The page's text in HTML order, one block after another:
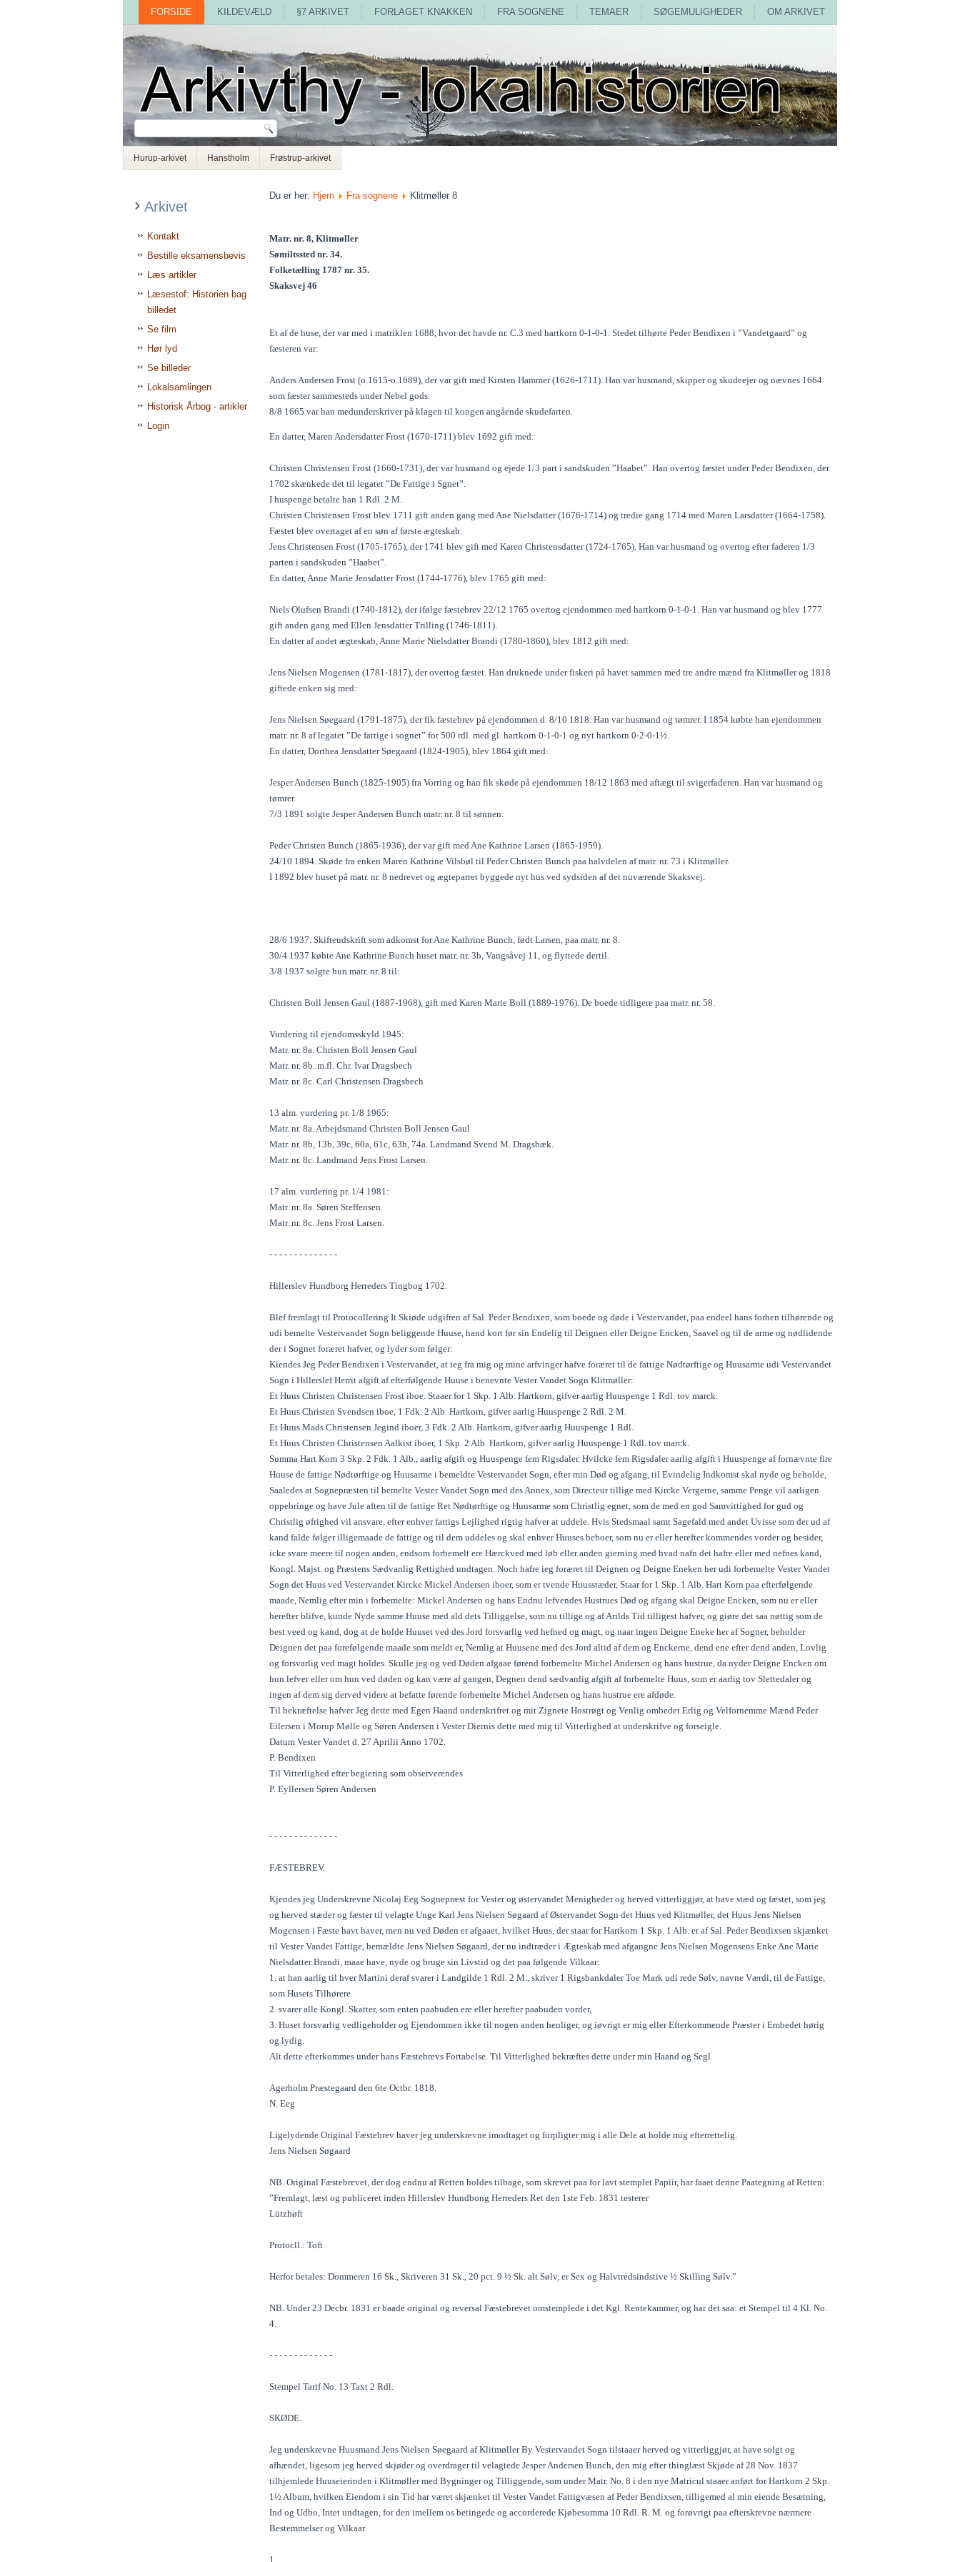
FORSIDE KILDEVÆLD §7 ARKIVET FORLAGET KNAKKEN FRA SOGNENE TEMAER SØGEMULIGHEDER OM ARKIVET
Hurup-arkivet Hanstholm Frøstrup-arkivet
Arkivet
Kontakt
Bestille eksamensbevis
Læs artikler
Læsestof: Historien bag
billedet
Se film
Hør lyd
Se billeder
Lokalsamlingen
Historisk Årbog - artikler
Login
Du er her: Hjem Fra sognene Klitmøller 8
Matr. nr. 8, Klitmøller
Sømiltssted nr. 34.
Folketælling 1787 nr. 35.
Skaksvej 46
Et af de huse, der var med i matriklen 1688, hvor det havde nr. C.3 med hartkorn 0-1-0-1. Stedet tilhørte Peder Bendixen i ”Vandetgaard” og
fæsteren var:
Anders Andersen Frost (o.1615-o.1689), der var gift med Kirsten Hammer (1626-1711). Han var husmand, skipper og skudeejer og nævnes 1664
som fæster sammesteds under Nebel gods.
8/8 1665 var han medunderskriver på klagen til kongen angående skudefarten.
En datter, Maren Andersdatter Frost (1670-1711) blev 1692 gift med:
Christen Christensen Frost (1660-1731), der var husmand og ejede 1/3 part i sandskuden ”Haabet”. Han overtog fæstet under Peder Bendixen, der
1702 skænkede det til legatet ”De Fattige i Sgnet”.
I huspenge betalte han 1 Rdl. 2 M.
Christen Christensen Frost blev 1711 gift anden gang med Ane Nielsdatter (1676-1714) og tredie gang 1714 med Maren Larsdatter (1664-1758).
Fæstet blev overtaget af en søn af første ægteskab:
Jens Christensen Frost (1705-1765), der 1741 blev gift med Karen Christensdatter (1724-1765). Han var husmand og overtog efter faderen 1/3
parten i sandskuden ”Haabet”.
En datter, Anne Marie Jensdatter Frost (1744-1776), blev 1765 gift med:
Niels Olufsen Brandi (1740-1812), der ifølge fæstebrev 22/12 1765 overtog ejendommen med hartkorn 0-1-0-1. Han var husmand og blev 1777
gift anden gang med Ellen Jensdatter Trilling (1746-1811).
En datter af andet ægteskab, Anne Marie Nielsdatter Brandi (1780-1860), blev 1812 gift med:
Jens Nielsen Mogensen (1781-1817), der overtog fæstet. Han druknede under fiskeri på havet sammen med tre andre mænd fra Klitmøller og 1818
giftede enken sig med:
Jens Nielsen Søegaard (1791-1875), der fik fæstebrev på ejendommen d. 8/10 1818. Han var husmand og tømrer. I 1854 købte han ejendommen
matr. nr. 8 af legatet ”De fattige i sognet” for 500 rdl. med gl. hartkorn 0-1-0-1 og nyt hartkorn 0-2-0-1½.
En datter, Dorthea Jensdatter Søegaard (1824-1905), blev 1864 gift med:
Jesper Andersen Bunch (1825-1905) fra Vorring og han fik skøde på ejendommen 18/12 1863 med aftægt til svigerfaderen. Han var husmand og
tømrer.
7/3 1891 solgte Jesper Andersen Bunch matr. nr. 8 til sønnen:
Peder Christen Bunch (1865-1936), der var gift med Ane Kathrine Larsen (1865-1959).
24/10 1894. Skøde fra enken Maren Kathrine Vilsbøl til Peder Christen Bunch paa halvdelen af matr. nr. 73 i Klitmøller.
I 1892 blev huset på matr. nr. 8 nedrevet og ægteparret byggede nyt hus ved sydsiden af det nuværende Skaksvej.
28/6 1937. Skifteudskrift som adkomst for Ane Kathrine Bunch, født Larsen, paa matr. nr. 8.
30/4 1937 købte Ane Kathrine Bunch huset matr. nr. 3b, Vangsåvej 11, og flyttede dertil.
3/8 1937 solgte hun matr. nr. 8 til:
Christen Boll Jensen Gaul (1887-1968), gift med Karen Marie Boll (1889-1976). De boede tidligere paa matr. nr. 58.
Vurdering til ejendomsskyld 1945:
Matr. nr. 8a. Christen Boll Jensen Gaul
Matr. nr. 8b. m.fl. Chr. Ivar Dragsbech
Matr. nr. 8c. Carl Christensen Dragsbech
13 alm. vurdering pr. 1/8 1965:
Matr. nr. 8a. Arbejdsmand Christen Boll Jensen Gaul
Matr. nr. 8b, 13b, 39c, 60a, 61c, 63h, 74a. Landmand Svend M. Dragsbæk.
Matr. nr. 8c. Landmand Jens Frost Larsen.
17 alm. vurdering pr. 1/4 1981:
Matr. nr. 8a. Søren Steffensen.
Matr. nr. 8c. Jens Frost Larsen.
- - - - - - - - - - - - - -
Hillerslev Hundborg Herreders Tingbog 1702.
Blef fremlagt til Protocollering It Skiøde udgifren af Sal. Peder Bendixen, som boede og døde i Vestervandet, paa endeel hans forhen tilhørende og
udi bemelte Vestervandet Sogn beliggende Huuse, hand kort før sin Endelig til Deignen eller Deigne Encken, Saavel og til de arme og nødlidende
der i Sognet foræret hafver, og lyder som følger:
Kiendes Jeg Peder Bendixen i Vestervandet, at ieg fra mig og mine arfvinger hafve foræret til de fattige Nødtørftige og Huusarme udi Vestervandet
Sogn i Hillerslef Herrit afgift af efterfølgende Huuse i benevnte Vester Vandet Sogn Klitmøller:
Et Huus Christen Christensen Frost iboe. Staaer for 1 Skp. 1 Alb. Hartkorn, gifver aarlig Huuspenge 1 Rdl. tov marck.
Et Huus Christen Svendsen iboe, 1 Fdk. 2 Alb. Hartkorn, gifver aarlig Huuspenge 2 Rdl. 2 M.
Et Huus Mads Christensen Jegind iboer, 3 Fdk. 2 Alb. Hartkorn, gifver aarlig Huuspenge 1 Rdl.
Et Huus Christen Christensen Aalkist iboer, 1 Skp. 2 Alb. Hartkorn, gifver aarlig Huuspenge 1 Rdl. tov marck.
Summa Hart Korn 3 Skp. 2 Fdk. 1 Alb., aarlig afgift og Huuspenge fem Rigsdaler. Hvilcke fem Rigsdaler aarlig afgift i Huuspenge af fornævnte fire
Huuse de fattige Nødtørftige og Huusarme i bemeldte Vestervandet Sogn, efter min Død og afgang, til Evindelig Indkomst skal nyde og beholde,
Saaledes at Sognepræsten til bemelte Vester Vandet Sogn med des Annex, som Directeur tillige med Kircke Vergerne, samme Penge vil aarligen
oppebringe og have Jule aften til de fattige Ret Nødtørftige og Huusarme som Christlig egnet, som de med en god Samvittighed for gud og
Christlig øfrighed vil ansvare, efter enhver fattigs Lejlighed rigtig hafver at uddele. Hvis Stedsmaal samt Sagefald med andet Uvisse som der ud af
kand falde følger illigemaade de fattige og til dem uddeles og skal enhver Huuses beboer, som nu er eller herefter kommendes vorder og besider,
icke svare meere til nogen anden, endsom forbemelt ere Hærckved med løb eller anden gierning med hvad nafn det hafre eller med nefnes kand,
Kongl. Majst. og Præstens Sædvanlig Rettighed undtagen. Noch hafre ieg foræret til Deignen og Deigne Eneken her udi forbemelte Vester Vandet
Sogn det Huus ved Vestervandet Kircke Mickel Andersen iboer, som er tvende Huusstæder, Staar for 1 Skp. 1 Alb. Hart Korn paa efterfølgende
maade, Nemlig efter min i forbemelte: Mickel Andersen og hans Endnu lefvendes Hustrues Død og afgang skal Deigne Encken, som nu er eller
herefter blifve, kunde Nyde samme Huuse med ald dets Tilliggelse, som nu tillige og af Arilds Tid tilligest hafver, og giøre det saa nøttig som de
best veed og kand, dog at de holde Huuset ved des Jord forsvarlig ved hefned og magt, og naar ingen Deigne Eneke her af Sogner, beholder
Deignen det paa forefølgende maade som meldt er, Nemlig at Huusene med des Jord altid af dem og Enckerne, dend ene efter dend anden, Lovlig
og forsvarlig ved magt holdes. Skulle jeg og ved Døden afgaae førend forbemelte Michel Andersen og hans hustrue, da nyder Deigne Encken om
hun lefver eller om hun ved døden og kan være af gangen, Degnen dend sædvanlig afgift af forbemelte Huus, som er aarlig tov Slettedaler og
ingen af dem sig derved videre at befatte førende forbemelte Michel Andersen og hans hustrue ere afdøde.
Til bekræftelse hafver Jeg dette med Egen Haand underskrifret og mit Zignete Hostrøgt og Venlig ombedet Erlig og Velfornemme Mænd Peder
Eilersen i Morup Mølle og Søren Andersen i Vester Diernis dette med mig til Vitterlighed at underskrifve og forseigle.
Datum Vester Vandet d. 27 Aprilii Anno 1702.
P. Bendixen
Til Vitterlighed efter begiering som observerendes
P. Eyllersen Søren Andersen
- - - - - - - - - - - - - -
FÆSTEBREV.
Kjendes jeg Underskrevne Nicolaj Eeg Sognepræst for Vester og østervandet Menigheder og herved vitterliggjør, at have stæd og fæstet, som jeg
og herved stæder og fæster til velagte Unge Karl Jens Nielsen Søgaard af Østervandet Sogn det Huus ved Klitmøller, det Huus Jens Nielsen
Mogensen i Fæste havt haver, men nu ved Døden er afgaaet, hvilket Huus, der staar for Hartkorn 1 Skp. 1 Alb. er af Sal. Peder Bendixsen skjænket
til Vester Vandet Fattige, bemældte Jens Nielsen Søgaard, der nu indtræder i Ægteskab med afgangne Jens Nielsen Mogensens Enke Ane Marie
Nielsdatter Brandi, maae have, nyde og bruge sin Livstid og det paa følgende Vilkaar:
1. at han aarlig til hver Martini deraf svarer i Landgilde 1 Rdl. 2 M., skriver 1 Rigsbankdaler Toe Mark udi rede Sølv, navne Værdi, til de Fattige,
som Husets Tilhørere.
2. svarer alle Kongl. Skatter, som enten paabuden ere eller herefter paabuden vorder,
3. Huset forsvarlig vedligeholder og Ejendommen ikke til nogen anden henliger, og iøvrigt er mig eller Efterkommende Præster i Embedet hørig
og lydig.
Alt dette efterkommes under hans Fæstebrevs Fortabelse. Til Vitterlighed bekræftes dette under min Haand og Segl.
Agerholm Præstegaard den 6te Octbr. 1818.
N. Eeg
Ligelydende Original Fæstebrev haver jeg underskrevne imodtaget og forpligter mig i alle Dele at holde mig efterrettelig.
Jens Nielsen Søgaard
NB. Original Fæstebrevet, der dog endnu af Retten holdes tilbage, som skrevet paa for lavt stemplet Papiir, har faaet denne Paategning af Retten:
”Fremlagt, læst og publiceret inden Hillerslev Hundbong Herreders Ret den 1ste Feb. 1831 testerer
Lützhøft
Protocll.: Toft
Herfor betales: Dommeren 16 Sk., Skriveren 31 Sk., 20 pct. 9 ½ Sk. alt Sølv, er Sex og Halvtredsindstive ½ Skilling Sølv.”
NB. Under 23 Decbr. 1831 er baade original og reversal Fæstebrevet omstemplede i det Kgl. Rentekammer, og har det saa: et Stempel til 4 Kl. No.
4.
- - - - - - - - - - - - -
Stempel Tarif No. 13 Taxt 2 Rdl.
SKØDE.
Jeg underskrevne Huusmand Jens Nielsen Søegaard af Klitmøller By Vestervandet Sogn tilstaaer herved og vitterliggjør, at have solgt og
afhændet, ligesom jeg herved skjøder og overdrager til velagtede Jesper Andersen Bunch, den mig efter thinglæst Skjøde af 28 Nov. 1837
tilhjemlede Huuseierinden i Klitmøller med Bygninger og Tilliggende, som under Matr. No. 8 i den nye Matricul staaer anført for Hartkorn 2 Skp.
1½ Album, hvilken Eiendom i sin Tid har været skjænket til Vester Vandet Fattigvæsen af Peder Bendixsen, tilligemed al min eiende Besætning,
Ind og Udbo, Intet undtagen, for den imellem os betingede og accorderede Kjøbesumma 10 Rdl. R. M. og forøvrigt paa efterskrevne nærmere
Bestemmelser og Vilkaar.
1.